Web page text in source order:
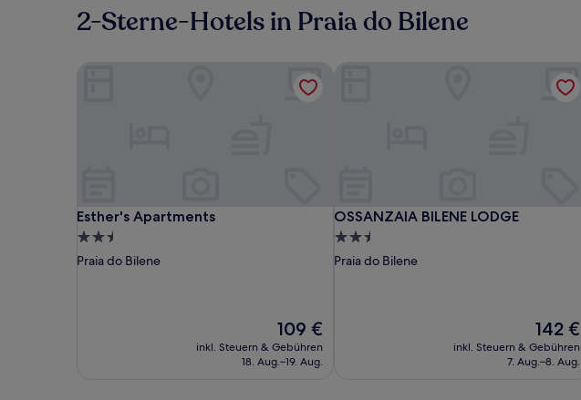
2-Sterne-Hotels in Praia do Bilene
Esther's Apartments
Esther's Apartments
2.5-
Sterne-
Praia do Bilene
Der
Preis
beträgt
109 €
inkl. Steuern & Gebühren
18. Aug.–19. Aug.
OSSANZAIA BILENE LODGE
OSSANZAIA BILENE LODGE
2.5-
Sterne-
Praia do Bilene
Der
Preis
beträgt
142 €
inkl. Steuern & Gebühren
7. Aug.–8. Aug.